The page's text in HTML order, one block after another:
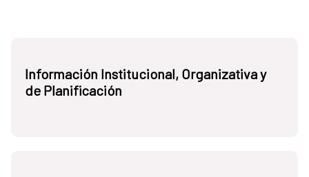
Información Institucional, Organizativa y
de Planificación